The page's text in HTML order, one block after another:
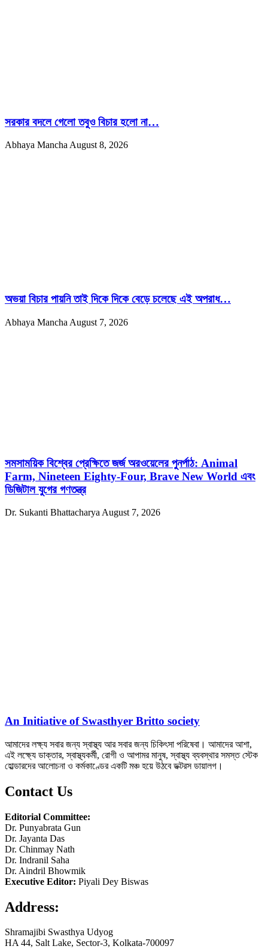
সরকার বদলে গেলো তবুও বিচার হলো না…
Abhaya ManchaAugust 8, 2026
অভয়া বিচার পায়নি তাই দিকে দিকে বেড়ে চলেছে এই অপরাধ…
Abhaya Mancha August 7, 2026
সমসাময়িক বিশ্বের প্রেক্ষিতে জর্জ অরওয়েলের পুনর্পাঠ: Animal
Farm, Nineteen Eighty-Four, Brave New World এবং
ডিজিটাল যুগের গণতন্ত্র
Dr. Sukanti Bhattacharya August 7, 2026
An Initiative of Swasthyer Britto society
আমাদের লক্ষ্য সবার জন্য স্বাস্থ্য আর সবার জন্য চিকিৎসা পরিষেবা। আমাদের আশা,
এই লক্ষ্যে ডাক্তার, স্বাস্থ্যকর্মী, রোগী ও আপামর মানুষ, স্বাস্থ্য ব্যবস্থার সমস্ত স্টেক
হোল্ডারদের আলোচনা ও কর্মকাণ্ডের একটি মঞ্চ হয়ে উঠবে ডক্টরস ডায়ালগ।
Contact Us
Editorial Committee:
Dr. Punyabrata Gun
Dr. Jayanta Das
Dr. Chinmay Nath
Dr. Indranil Saha
Dr. Aindril Bhowmik
Executive Editor: Piyali Dey Biswas
Address:
Shramajibi Swasthya Udyog
HA 44, Salt Lake, Sector-3, Kolkata-700097